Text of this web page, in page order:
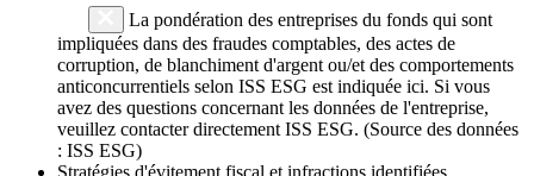
La pondération des entreprises du fonds qui sont
impliquées dans des fraudes comptables, des actes de
corruption, de blanchiment d'argent ou/et des comportements
anticoncurrentiels selon ISS ESG est indiquée ici. Si vous
avez des questions concernant les données de l'entreprise,
veuillez contacter directement ISS ESG. (Source des données
: ISS ESG)
Stratégies d'évitement fiscal et infractions identifiées